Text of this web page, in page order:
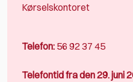
Kørselskontoret
Telefon: 56 92 37 45
Telefontid fra den 29. juni